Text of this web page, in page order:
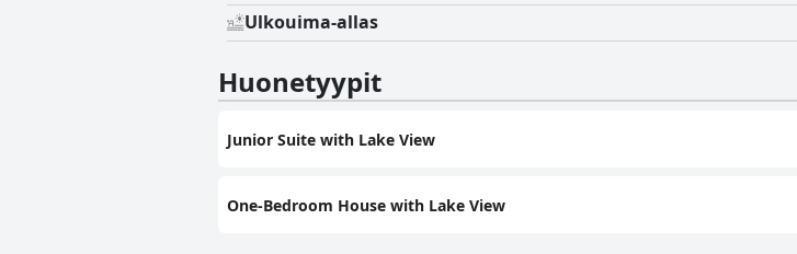
Ulkouima-allas
Huonetyypit
Junior Suite with Lake View
One-Bedroom House with Lake View